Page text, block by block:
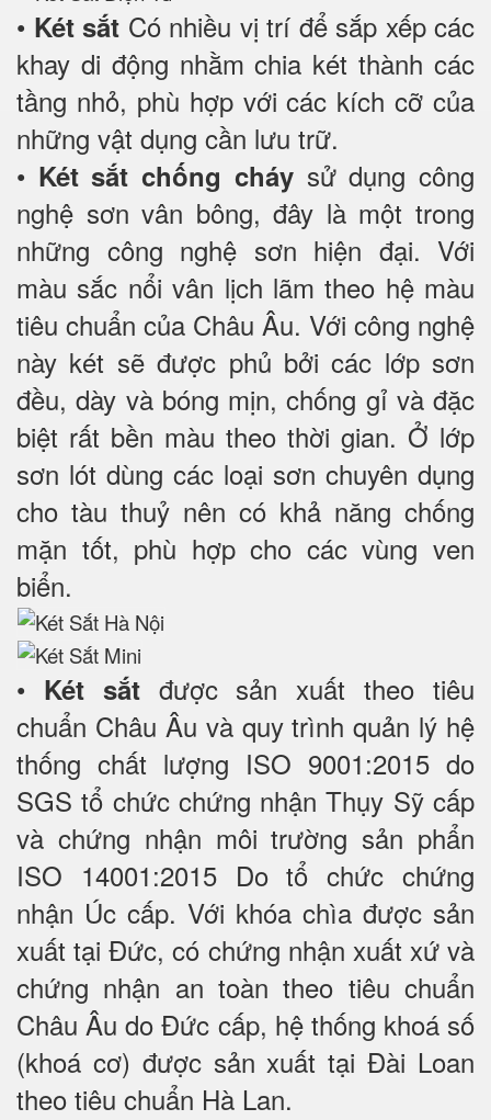
• Két sắt Có nhiều vị trí để sắp xếp các
khay di động nhằm chia két thành các
tầng nhỏ, phù hợp với các kích cỡ của
những vật dụng cần lưu trữ.
• Két sắt chống cháysử dụng công
nghệ sơn vân bông, đây là một trong
những công nghệ sơn hiện đại. Với
màu sắc nổi vân lịch lãm theo hệ màu
tiêu chuẩn của Châu Âu. Với công nghệ
này két sẽ được phủ bởi các lớp sơn
đều, dày và bóng mịn, chống gỉ và đặc
biệt rất bền màu theo thời gian. Ở lớp
sơn lót dùng các loại sơn chuyên dụng
cho tàu thuỷ nên có khả năng chống
mặn tốt, phù hợp cho các vùng ven
biển.
• Két sắtđược sản xuất theo tiêu
chuẩn Châu Âu và quy trình quản lý hệ
thống chất lượng ISO 9001:2015 do
SGS tổ chức chứng nhận Thụy Sỹ cấp
và chứng nhận môi trường sản phẩn
ISO 14001:2015 Do tổ chức chứng
nhận Úc cấp. Với khóa chìa được sản
xuất tại Đức, có chứng nhận xuất xứ và
chứng nhận an toàn theo tiêu chuẩn
Châu Âu do Đức cấp, hệ thống khoá số
(khoá cơ) được sản xuất tại Đài Loan
theo tiêu chuẩn Hà Lan.